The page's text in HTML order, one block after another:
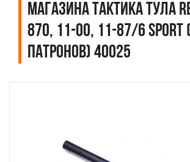
магазина Тактика Тула
870, 11-00, 11-87/6
патронов) 40025